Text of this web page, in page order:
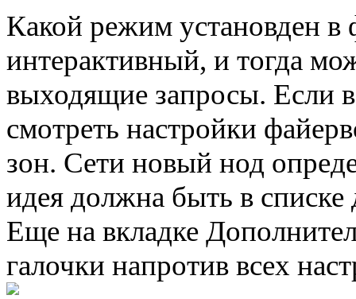
Какой режим установден в
интерактивный, и тогда
выходящие запросы. Если
смотреть настройки
зон. Сети новый нод
идея должна быть в
Еще на вкладке
галочки напротив всех